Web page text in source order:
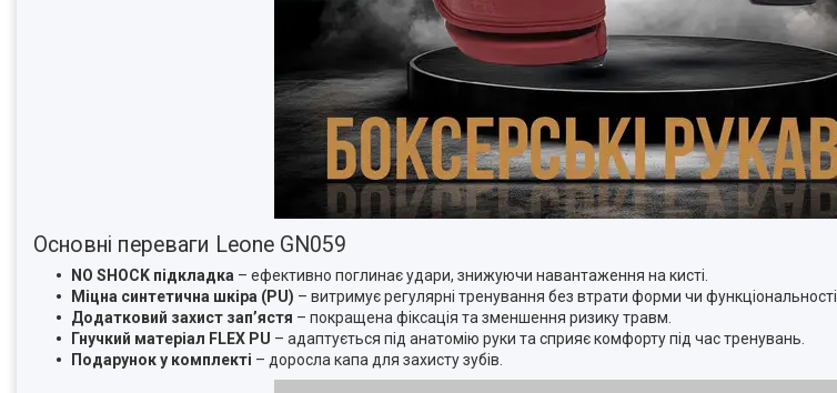
Основні переваги Leone GN059
NO SHOCK підкладка – ефективно поглинає удари, знижуючи навантаження на кисті.
Міцна синтетична шкіра (PU) – витримує регулярні тренування без втрати форми чи функціональності.
Додатковий захист зап’ястя – покращена фіксація та зменшення ризику травм.
Гнучкий матеріал FLEX PU – адаптується під анатомію руки та сприяє комфорту під час тренувань.
Подарунок у комплекті – доросла капа для захисту зубів.